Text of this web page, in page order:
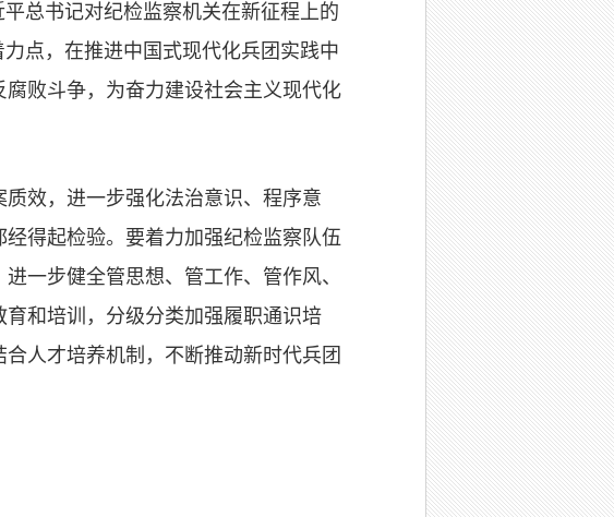
总书记对纪检监察机关在新征程上的
点，在推进中国式现代化兵团实践中
败斗争，为奋力建设社会主义现代化
效，进一步强化法治意识、程序意
得起检验。要着力加强纪检监察队伍
一步健全管思想、管工作、管作风、
和培训，分级分类加强履职通识培
人才培养机制，不断推动新时代兵团